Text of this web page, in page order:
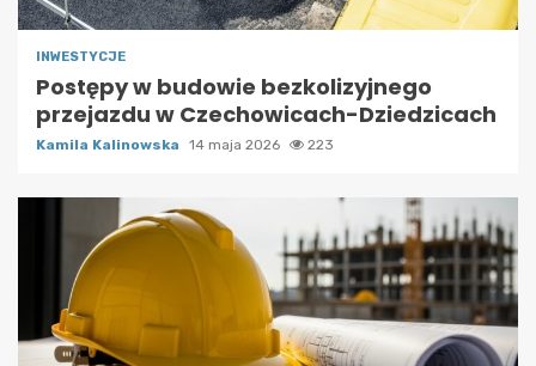
INWESTYCJE
Postępy w budowie bezkolizyjnego
przejazdu w Czechowicach-Dziedzicach
Kamila Kalinowska 14 maja 2026 223